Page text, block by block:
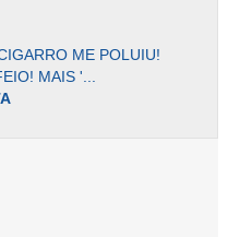
ME POLUIU!
MAIS '...